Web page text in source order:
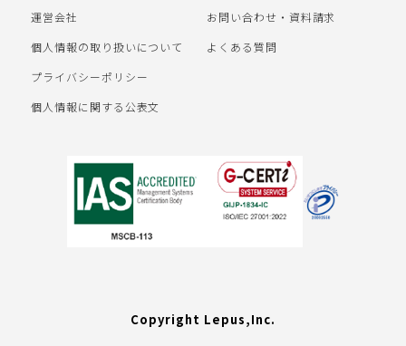
運営会社
個人情報の取り扱いについて
プライバシーポリシー
個人情報に関する公表文
お問い合わせ・資料請求
よくある質問
Copyright Lepus,Inc.